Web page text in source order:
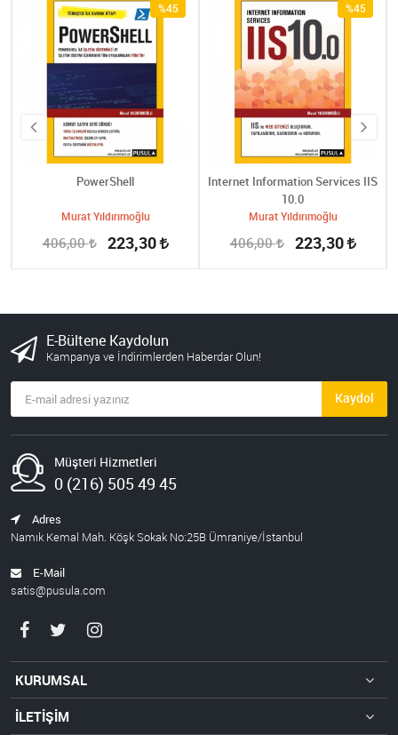
PowerShell
Murat Yıldırımoğlu
406,00 223,30
%45
Internet Information Services IIS
10.0
Murat Yıldırımoğlu
406,00 223,30
%45
E-Bültene Kaydolun
Kampanya ve İndirimlerden Haberdar Olun!
Kaydol
Müşteri Hizmetleri
0 (216) 505 49 45
Adres
Namık Kemal Mah. Köşk Sokak No:25B Ümraniye/İstanbul
E-Mail
satis@pusula.com
KURUMSAL
İLETİŞİM